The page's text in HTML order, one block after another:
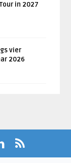
in 2027
vier
2026